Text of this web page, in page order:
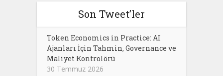
Son Tweet’ler
Token Economics in Practice: AI
Ajanları İçin Tahmin, Governance ve
Maliyet Kontrolörü
30 Temmuz 2026